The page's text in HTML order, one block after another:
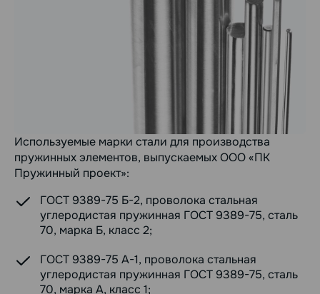
Используемые марки стали для производства
пружинных элементов, выпускаемых ООО «ПК
Пружинный проект»:
ГОСТ 9389-75 Б-2, проволока стальная
углеродистая пружинная ГОСТ 9389-75, сталь
70, марка Б, класс 2;
ГОСТ 9389-75 А-1, проволока стальная
углеродистая пружинная ГОСТ 9389-75, сталь
70, марка А, класс 1;